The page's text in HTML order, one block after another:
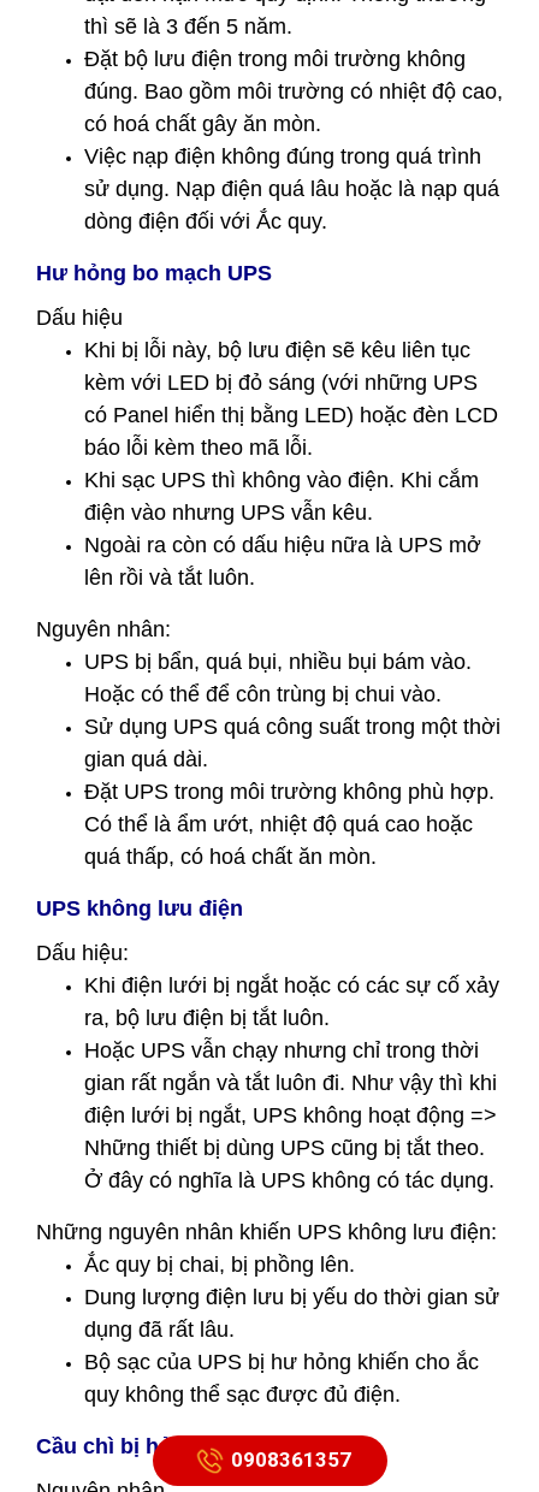
thì sẽ là 3 đến 5 năm.
Đặt bộ lưu điện trong môi trường không
đúng. Bao gồm môi trường có nhiệt độ cao,
có hoá chất gây ăn mòn.
Việc nạp điện không đúng trong quá trình
sử dụng. Nạp điện quá lâu hoặc là nạp quá
dòng điện đối với Ắc quy.
Hư hỏng bo mạch UPS
Dấu hiệu
Khi bị lỗi này, bộ lưu điện sẽ kêu liên tục
kèm với LED bị đỏ sáng (với những UPS
có Panel hiển thị bằng LED) hoặc đèn LCD
báo lỗi kèm theo mã lỗi.
Khi sạc UPS thì không vào điện. Khi cắm
điện vào nhưng UPS vẫn kêu.
Ngoài ra còn có dấu hiệu nữa là UPS mở
lên rồi và tắt luôn.
Nguyên nhân:
UPS bị bẩn, quá bụi, nhiều bụi bám vào.
Hoặc có thể để côn trùng bị chui vào.
Sử dụng UPS quá công suất trong một thời
gian quá dài.
Đặt UPS trong môi trường không phù hợp.
Có thể là ẩm ướt, nhiệt độ quá cao hoặc
quá thấp, có hoá chất ăn mòn.
UPS không lưu điện
Dấu hiệu:
Khi điện lưới bị ngắt hoặc có các sự cố xảy
ra, bộ lưu điện bị tắt luôn.
Hoặc UPS vẫn chạy nhưng chỉ trong thời
gian rất ngắn và tắt luôn đi. Như vậy thì khi
điện lưới bị ngắt, UPS không hoạt động =>
Những thiết bị dùng UPS cũng bị tắt theo.
Ở đây có nghĩa là UPS không có tác dụng.
Những nguyên nhân khiến UPS không lưu điện:
Ắc quy bị chai, bị phồng lên.
Dung lượng điện lưu bị yếu do thời gian sử
dụng đã rất lâu.
Bộ sạc của UPS bị hư hỏng khiến cho ắc
quy không thể sạc được đủ điện.
Cầu chì bị hỏng
0908361357